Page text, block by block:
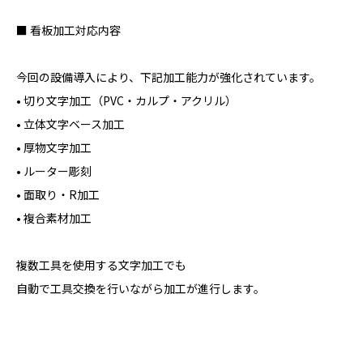
■ 看板加工対応内容
今回の設備導入により、下記加工能力が強化されています。
• 切り文字加工（PVC・カルプ・アクリル）
• 立体文字ベース加工
• 厚物文字加工
• ルーター彫刻
• 面取り・R加工
• 複合素材加工
複数工具を使用する文字加工でも
自動で工具交換を行いながら加工が進行します。